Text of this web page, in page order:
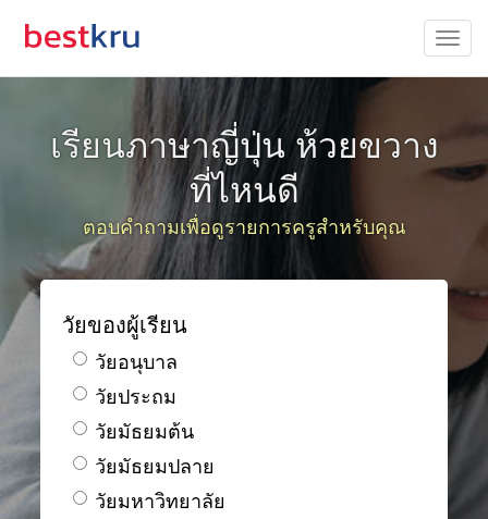
เรียนภาษาญี่ปุ่น ห้วยขวาง
ที่ไหนดี
ตอบคำถามเพื่อดูรายการครูสำหรับคุณ
วัยของผู้เรียน
วัยอนุบาล
วัยประถม
วัยมัธยมต้น
วัยมัธยมปลาย
วัยมหาวิทยาลัย